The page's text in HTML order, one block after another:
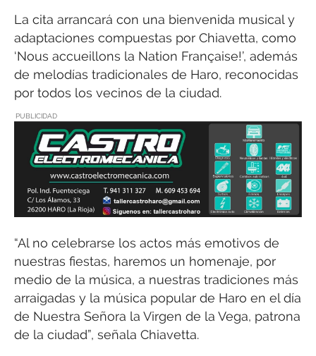
La cita arrancará con una bienvenida musical y
adaptaciones compuestas por Chiavetta, como
‘Nous accueillons la Nation Française!’, además
de melodías tradicionales de Haro, reconocidas
por todos los vecinos de la ciudad.
PUBLICIDAD
“Al no celebrarse los actos más emotivos de
nuestras fiestas, haremos un homenaje, por
medio de la música, a nuestras tradiciones más
arraigadas y la música popular de Haro en el día
de Nuestra Señora la Virgen de la Vega, patrona
de la ciudad”, señala Chiavetta.